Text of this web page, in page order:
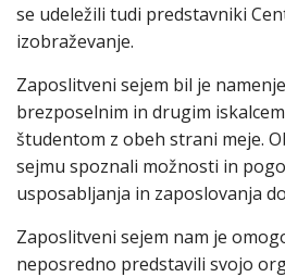
se udeležili tudi predstavniki
izobraževanje.
Zaposlitveni sejem bil je
brezposelnim in drugim
študentom z obeh strani meje.
sejmu spoznali možnosti in
usposabljanja in zaposlovanja
Zaposlitveni sejem nam je
neposredno predstavili svojo